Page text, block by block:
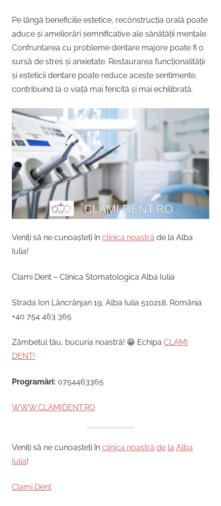
Pe lângă beneficiile estetice, reconstrucția orală poate
aduce și ameliorări semnificative ale sănătății mentale.
Confruntarea cu probleme dentare majore poate fi o
sursă de stres și anxietate. Restaurarea funcționalității
și esteticii dentare poate reduce aceste sentimente,
contribuind la o viață mai fericită și mai echilibrată.
Veniți să ne cunoașteți în clinica noastră de la Alba
Iulia!
Clami Dent – Clinica Stomatologica Alba Iulia
Strada Ion Lăncrănjan 19, Alba Iulia 510218, România
+40 754 463 365
Zâmbetul tău, bucuria noastră! 😁 Echipa CLAMI
DENT!
Programări: 0754463365
WWW.CLAMIDENT.RO
Veniți să ne cunoașteți în clinica noastră de la Alba
Iulia!
Clami Dent